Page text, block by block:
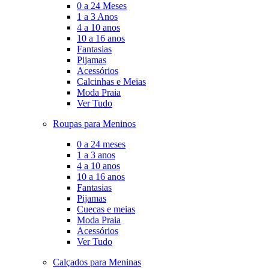
0 a 24 Meses
1 a 3 Anos
4 a 10 anos
10 a 16 anos
Fantasias
Pijamas
Acessórios
Calcinhas e Meias
Moda Praia
Ver Tudo
Roupas para Meninos
0 a 24 meses
1 a 3 anos
4 a 10 anos
10 a 16 anos
Fantasias
Pijamas
Cuecas e meias
Moda Praia
Acessórios
Ver Tudo
Calçados para Meninas